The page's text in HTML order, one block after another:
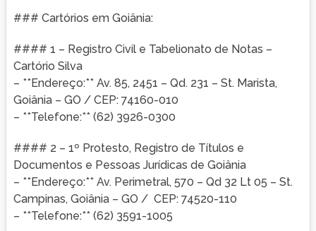
### Cartórios em Goiânia:
#### 1 – Registro Civil e Tabelionato de Notas –
Cartório Silva
– **Endereço:** Av. 85, 2451 – Qd. 231 – St. Marista,
Goiânia – GO / CEP: 74160-010
– **Telefone:** (62) 3926-0300
#### 2 – 1º Protesto, Registro de Títulos e
Documentos e Pessoas Jurídicas de Goiânia
– **Endereço:** Av. Perimetral, 570 – Qd 32 Lt 05 – St.
Campinas, Goiânia – GO / CEP: 74520-110
– **Telefone:** (62) 3591-1005